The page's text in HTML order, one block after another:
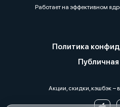
Работает на эффективном
Политика
Акции, скидки, кэшбэк